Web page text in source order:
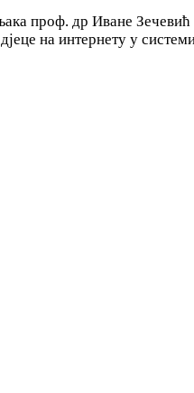
проф. др Иване
на интернету у